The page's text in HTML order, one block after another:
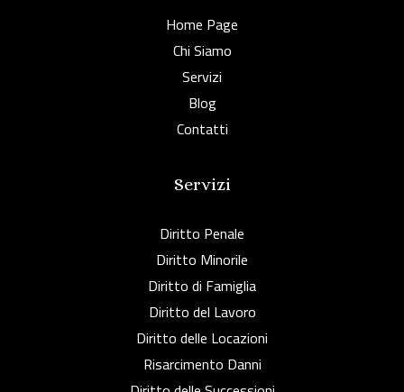
Home Page
Chi Siamo
Servizi
Blog
Contatti
Servizi
Diritto Penale
Diritto Minorile
Diritto di Famiglia
Diritto del Lavoro
Diritto delle Locazioni
Risarcimento Danni